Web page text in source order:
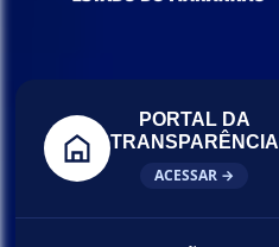
PORTAL DA
TRANSPARÊNCIA
ACESSAR →